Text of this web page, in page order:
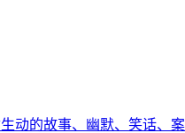
动的故事、幽默、笑话、